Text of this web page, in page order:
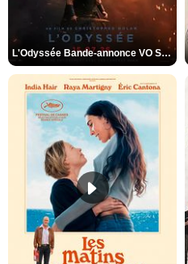
L'Odyssée Bande-annonce VO STFR